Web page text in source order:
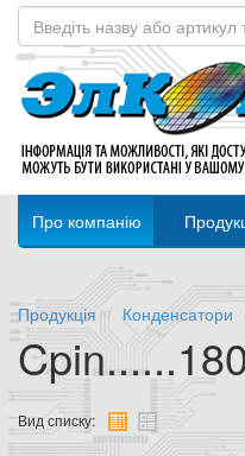
Про компанію
Продукція Конденсатори
Вид списку: